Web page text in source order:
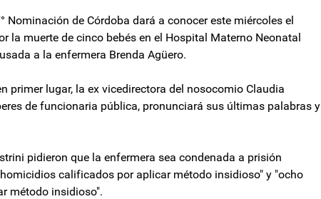
Nominación de Córdoba dará a conocer este miércoles el
la muerte de cinco bebés en el Hospital Materno Neonatal
a la enfermera Brenda Agüero.
primer lugar, la ex vicedirectora del nosocomio Claudia
de funcionaria pública, pronunciará sus últimas palabras y
pidieron que la enfermera sea condenada a prisión
calificados por aplicar método insidioso" y "ocho
método insidioso".